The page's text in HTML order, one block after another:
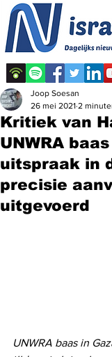
Kritiek van
UNWRA
uitspraak in
precisie
uitgevoerd
Joop Soesan
26 mei 2021 2
UNWRA baas in